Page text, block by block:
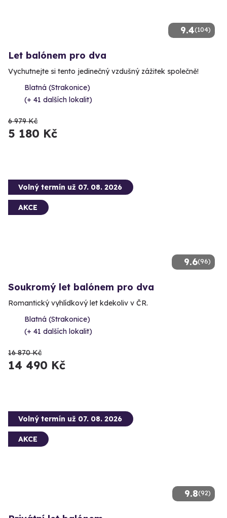
9.4(104)
Let balónem pro dva
Vychutnejte si tento jedinečný vzdušný zážitek společně!
Blatná (Strakonice)
(+ 41 dalších lokalit)
6 979 Kč
5 180 Kč
9.6(96)
Volný termín už 07. 08. 2026
AKCE
Soukromý let balónem pro dva
Romantický vyhlídkový let kdekoliv v ČR.
Blatná (Strakonice)
(+ 41 dalších lokalit)
16 870 Kč
14 490 Kč
9.8(92)
Volný termín už 07. 08. 2026
AKCE